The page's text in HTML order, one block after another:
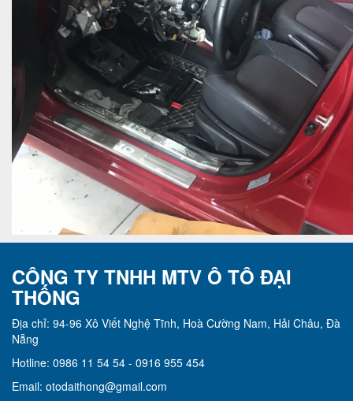
CÔNG TY TNHH MTV Ô TÔ ĐẠI
THỐNG
Địa chỉ: 94-96 Xô Viết Nghệ Tĩnh, Hoà Cường Nam, Hải Châu, Đà
Nẵng
Hotline: 0986 11 54 54 - 0916 955 454
Email: otodaithong@gmail.com